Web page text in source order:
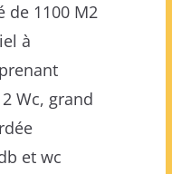
de 1100 M2
à
Wc, grand
et wc